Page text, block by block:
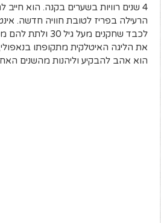
4 שנים רוויות בשערים בקנה. הוא
הרעילה בפריז לטובת חוויה חדשה.
לכבד שחקנים מעל
את הליגה האיטלקית מתקופתו
הוא אהב להבקיע וליהנות מהשנים